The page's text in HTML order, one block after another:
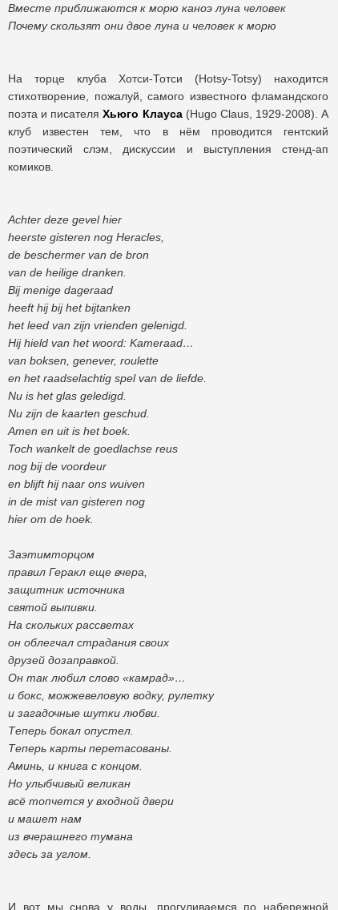
Вместе приближаются к морю каноэ луна человек
Почему скользят они двое луна и человек к морю
На торце клуба Хотси-Тотси (Hotsy-Totsy) находится
стихотворение, пожалуй, самого известного фламандского
поэта и писателяХьюго Клауса (Hugo Claus, 1929-2008). А
клуб известен тем, что в нём проводится гентский
поэтический слэм, дискуссии и выступления стенд-ап
комиков.
Achter deze gevel hier
heerste gisteren nog Heracles,
de beschermer van de bron
van de heilige dranken.
Bij menige dageraad
heeft hij bij het bijtanken
het leed van zijn vrienden gelenigd.
Hij hield van het woord: Kameraad…
van boksen, genever, roulette
en het raadselachtig spel van de liefde.
Nu is het glas geledigd.
Nu zijn de kaarten geschud.
Amen en uit is het boek.
Toch wankelt de goedlachse reus
nog bij de voordeur
en blijft hij naar ons wuiven
in de mist van gisteren nog
hier om de hoek.
Заэтимторцом
правил Геракл еще вчера,
защитник источника
святой выпивки.
На скольких рассветах
он облегчал страдания своих
друзей дозаправкой.
Он так любил слово «камрад»…
и бокс, можжевеловую водку, рулетку
и загадочные шутки любви.
Теперь бокал опустел.
Теперь карты перетасованы.
Аминь, и книга с концом.
Но улыбчивый великан
всё топчется у входной двери
и машет нам
из вчерашнего тумана
здесь за углом.
И вот мы снова у воды, прогуливаемся по набережной